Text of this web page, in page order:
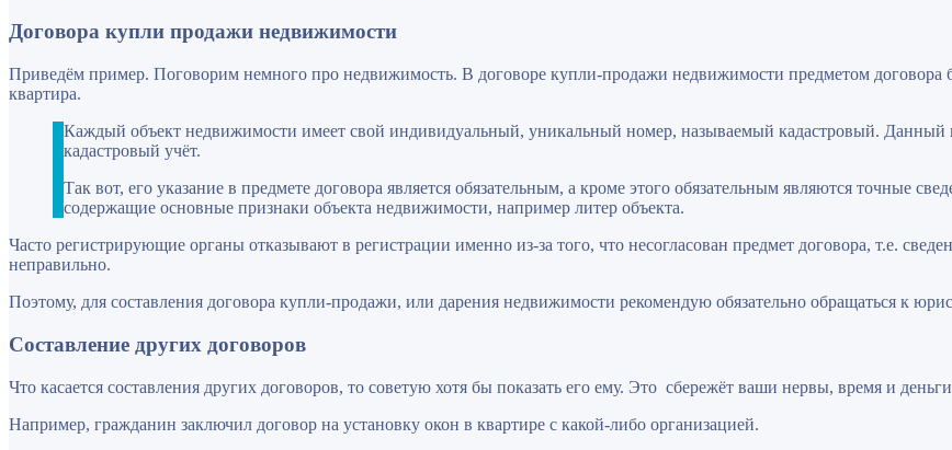
Договора купли продажи недвижимости
Приведём пример. Поговорим немного про недвижимость. В договоре купли-продажи недвижимости предметом договора
квартира.
Каждый объект недвижимости имеет свой индивидуальный, уникальный номер, называемый кадастровый. Данный
кадастровый учёт.
Так вот, его указание в предмете договора является обязательным, а кроме этого обязательным являются точные
содержащие основные признаки объекта недвижимости, например литер объекта.
Часто регистрирующие органы отказывают в регистрации именно из-за того, что несогласован предмет договора, т.е.
неправильно.
Поэтому, для составления договора купли-продажи, или дарения недвижимости рекомендую обязательно обращаться к
Составление других договоров
Что касается составления других договоров, то советую хотя бы показать его ему. Это сбережёт ваши нервы, время и
Например, гражданин заключил договор на установку окон в квартире с какой-либо организацией.